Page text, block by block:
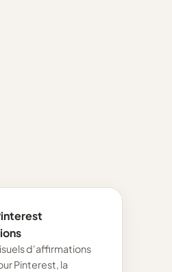
d'affirmations
Pinterest, la